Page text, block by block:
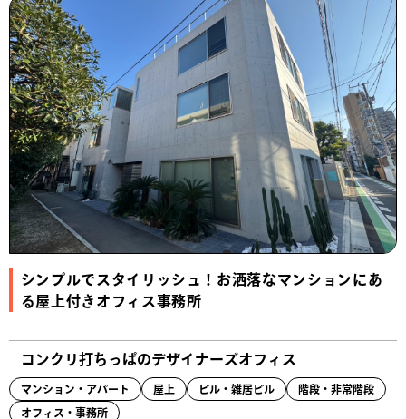
シンプルでスタイリッシュ！お洒落なマンションにあ
る屋上付きオフィス事務所
コンクリ打ちっぱのデザイナーズオフィス
マンション・アパート 屋上 ビル・雑居ビル 階段・非常階段
オフィス・事務所